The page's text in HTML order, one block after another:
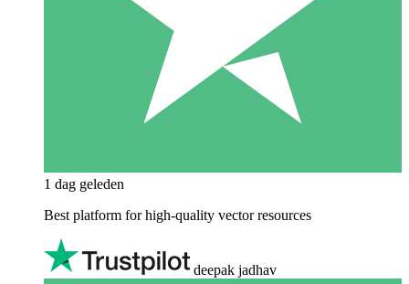
1 dag geleden
Best platform for high-quality vector resources
deepak jadhav